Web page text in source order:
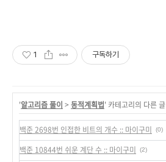
1 구독하기
'알고리즘 풀이 > 동적계획법' 카테고리의 다른 글
백준 2698번 인접한 비트의 개수 :: 마이구미 (0)
백준 10844번 쉬운 계단 수 :: 마이구미 (2)